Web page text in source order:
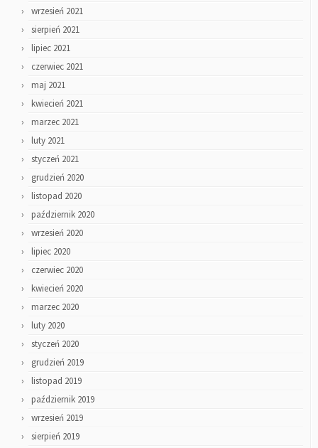
wrzesień 2021
sierpień 2021
lipiec 2021
czerwiec 2021
maj 2021
kwiecień 2021
marzec 2021
luty 2021
styczeń 2021
grudzień 2020
listopad 2020
październik 2020
wrzesień 2020
lipiec 2020
czerwiec 2020
kwiecień 2020
marzec 2020
luty 2020
styczeń 2020
grudzień 2019
listopad 2019
październik 2019
wrzesień 2019
sierpień 2019